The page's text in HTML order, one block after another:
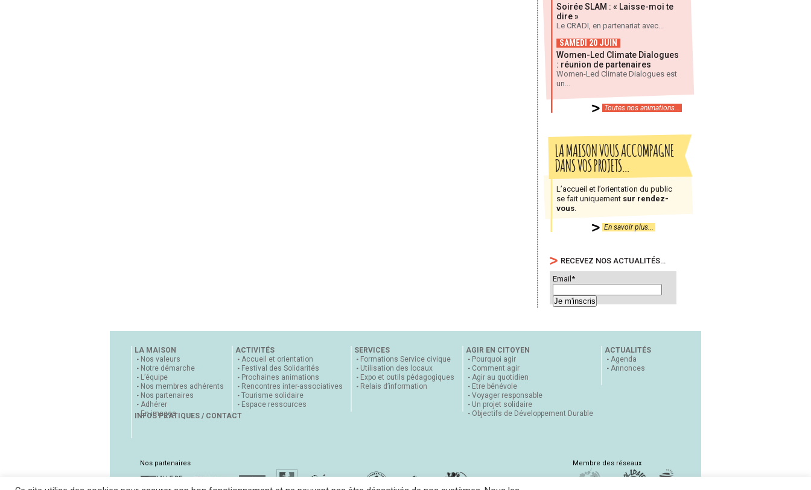
Soirée SLAM : « Laisse-moi te
dire »
Le CRADI, en partenariat avec...
SAMEDI 20 JUIN
Women-Led Climate Dialogues
: réunion de partenaires
Women-Led Climate Dialogues est
un...
Toutes nos animations...
LA MAISON VOUS ACCOMPAGNE
DANS VOS PROJETS…
L’accueil et l’orientation du public
se fait uniquement sur rendez-
vous
En savoir plus...
RECEVEZ NOS ACTUALITÉS…
Email*
LA MAISON
Nos valeurs
Notre démarche
L’équipe
Nos membres adhérents
Nos partenaires
Adhérer
En images
ACTIVITÉS
Accueil et orientation
Festival des Solidarités
Prochaines animations
Rencontres inter-associatives
Tourisme solidaire
Espace ressources
SERVICES
Formations Service civique
Utilisation des locaux
Expo et outils pédagogiques
Relais d’information
AGIR EN CITOYEN
Pourquoi agir
Comment agir
Agir au quotidien
Etre bénévole
Voyager responsable
Un projet solidaire
Objectifs de Développement Durable
ACTUALITÉS
Agenda
Annonces
INFOS PRATIQUES / CONTACT
Nos partenaires Membre des réseaux